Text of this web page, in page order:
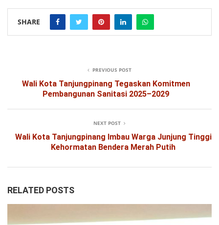
SHARE
PREVIOUS POST
Wali Kota Tanjungpinang Tegaskan Komitmen
Pembangunan Sanitasi 2025–2029
NEXT POST
Wali Kota Tanjungpinang Imbau Warga Junjung Tinggi
Kehormatan Bendera Merah Putih
RELATED POSTS